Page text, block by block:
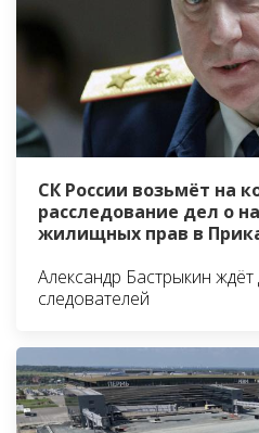
СК России возьмёт на
расследование дел о
жилищных прав в
Александр Бастрыкин
следователей